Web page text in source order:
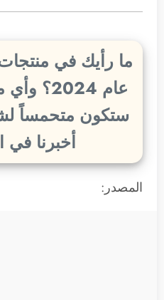
ما رأيك في
عام
ستكون متحمساً
أخبرنا في
المصدر: